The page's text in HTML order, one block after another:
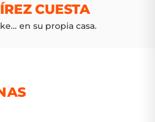
CUESTA
en su propia casa.